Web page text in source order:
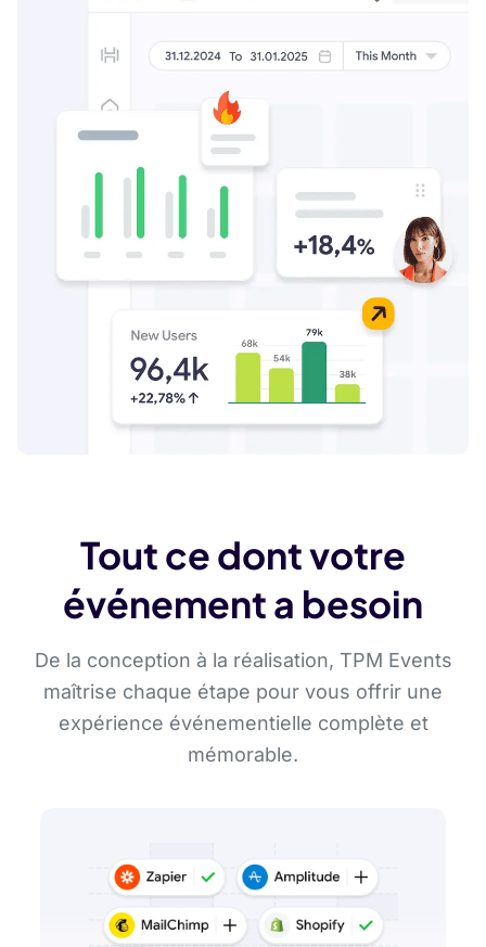
Tout ce dont votre
événement a besoin
De la conception à la réalisation, TPM Events
maîtrise chaque étape pour vous offrir une
expérience événementielle complète et
mémorable.